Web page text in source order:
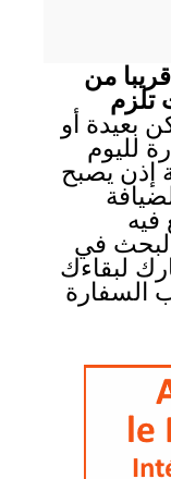
من
تلزم
بعيدة أو
لليوم
إذن يصبح
فيه
في
لبقاءك
السفارة